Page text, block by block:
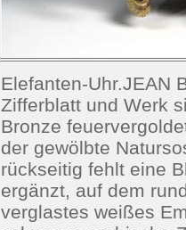
Elefanten-Uhr.JEAN
Zifferblatt und Werk
Bronze
der gewölbte
rückseitig fehlt eine
ergänzt, auf dem
verglastes weißes